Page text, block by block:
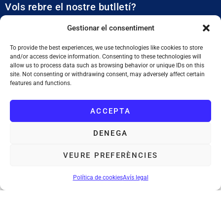
Gestionar el consentiment
To provide the best experiences, we use technologies like cookies to store
and/or access device information. Consenting to these technologies will
allow us to process data such as browsing behavior or unique IDs on this
site. Not consenting or withdrawing consent, may adversely affect certain
features and functions.
ACCEPTA
DENEGA
VEURE PREFERÈNCIES
Política de cookiesAvís legal
Vols rebre el nostre butlletí?
He llegit i accepto laPolítica de Privacitat
Ajuntament de Tiana: Plaça de la Vila, 1. 08391 Tiana. Tel. 933 955
Política de cookiesMapa webAccessibilitat